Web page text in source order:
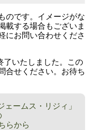
のです。イメージがな
載する場合もございま
にお問い合わせくださ
了いたしました。この
合せください。お待ち
ェームス・リジィ」
らから